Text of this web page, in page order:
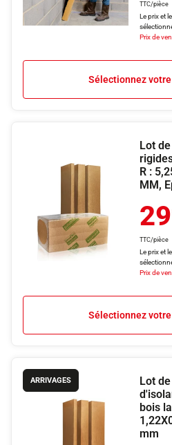
TTC/pièce
Le prix et
Prix de
Sélectionnez
Lot
R :
MM,
29
TTC/pièce
Le prix et
Prix de
Sélectionnez
ARRIVAGES
Lot
bois
mm